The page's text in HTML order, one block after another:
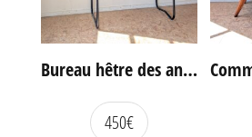
Bureau hêtre des années 60
450€